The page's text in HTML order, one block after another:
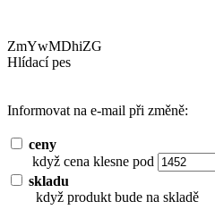
ZmYwMDhiZG
Hlídací pes
Informovat na e-mail při změně:
ceny
když cena klesne pod
skladu
když produkt bude na skladě